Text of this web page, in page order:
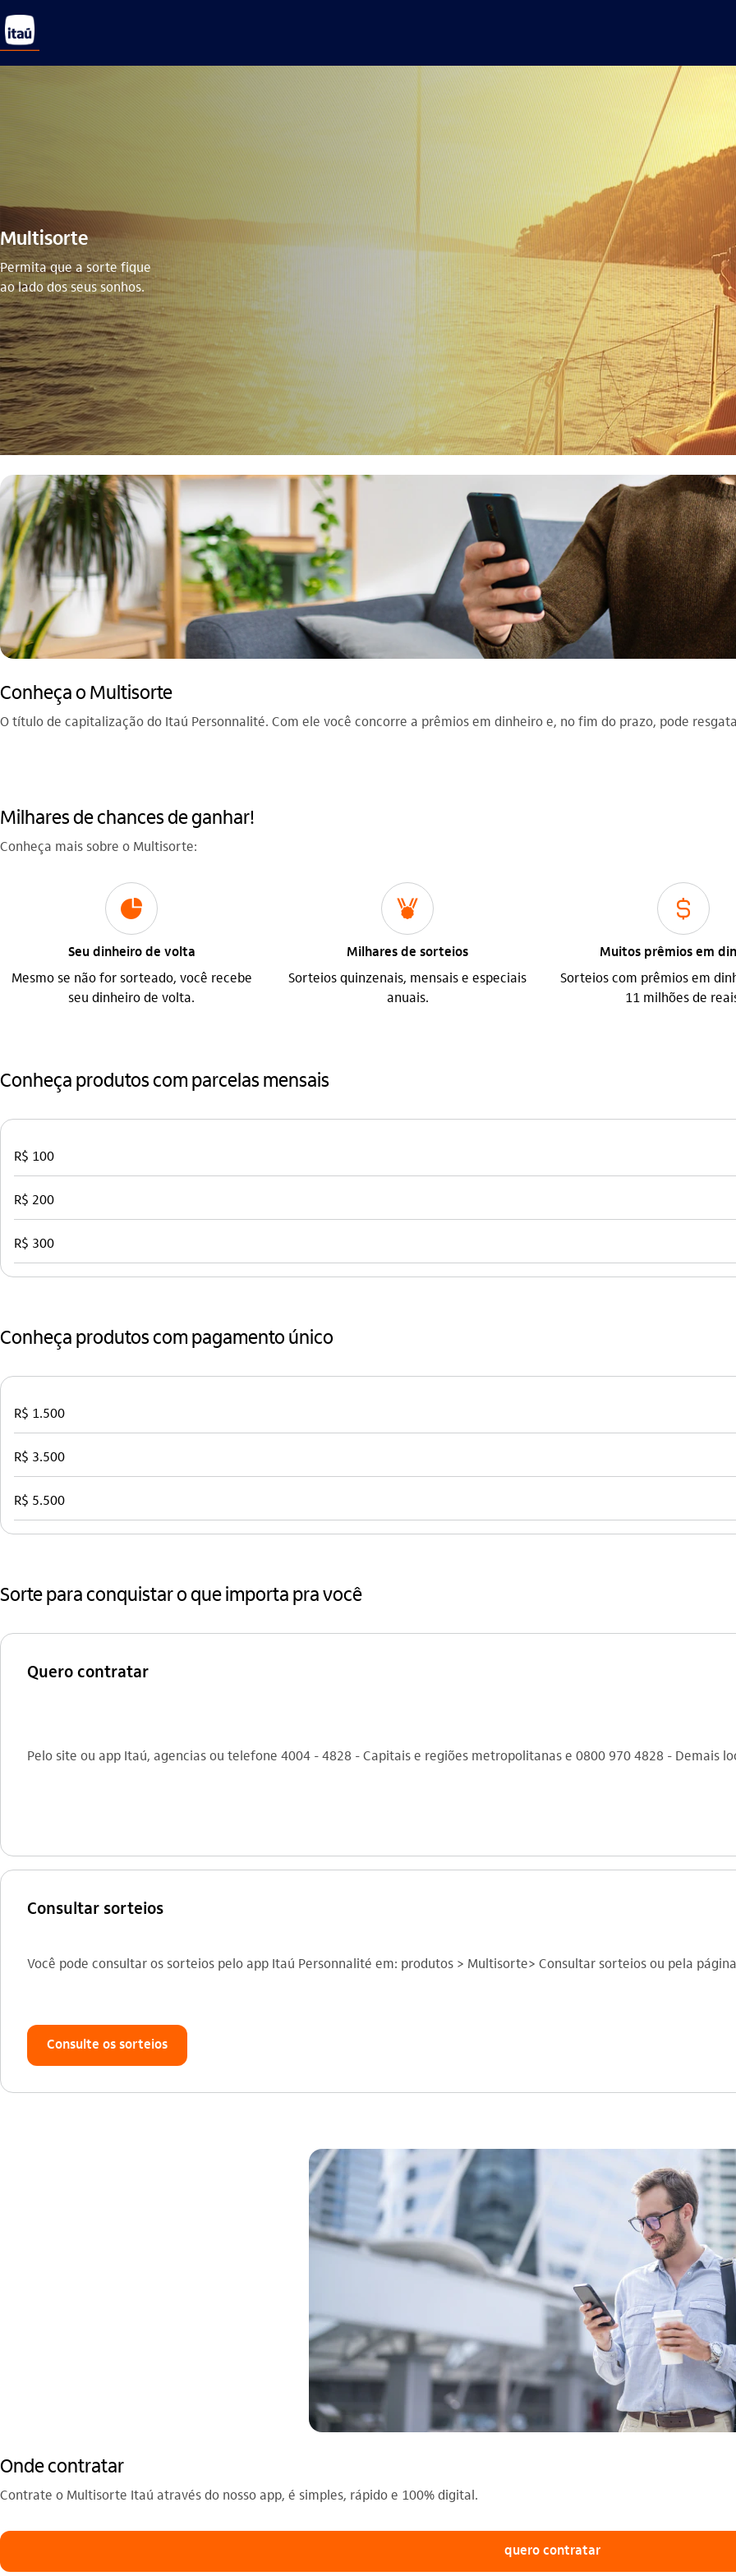
Multisorte
Permita que a sorte fique
ao lado dos seus sonhos.
Conheça o Multisorte
O título de capitalização do Itaú Personnalité. Com ele você concorre a prêmios em dinheiro e, no fim do prazo, pode
Milhares de chances de ganhar!
Conheça mais sobre o Multisorte:
icon-itaufonts_parcelamento
Seu dinheiro de volta
Mesmo se não for sorteado, você recebe
seu dinheiro de volta.
icon-itaufonts_premio
Milhares de sorteios
Sorteios quinzenais, mensais e especiais
anuais.
icon-itaufonts_cifrao
Muitos prêmios em
Sorteios com prêmios em
11 milhões de
Conheça produtos com parcelas mensais
R$ 100
R$ 200
R$ 300
Conheça produtos com pagamento único
R$ 1.500
R$ 3.500
R$ 5.500
Sorte para conquistar o que importa pra você
Quero contratar
Pelo site ou app Itaú, agencias ou telefone 4004 - 4828 - Capitais e regiões metropolitanas e 0800 970 4828 - Demais
Consultar sorteios
Você pode consultar os sorteios pelo app Itaú Personnalité em: produtos > Multisorte> Consultar sorteios ou pela
Consulte os sorteios
Onde contratar
Contrate o Multisorte Itaú através do nosso app, é simples, rápido e 100% digital.
quero contratar